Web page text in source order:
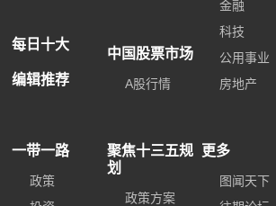
每日十大
编辑推荐
中国股票市场
A股行情
金融
科技
公用事业
房地产
一带一路
政策
聚焦十三五规
划
政策方案
更多
图闻天下